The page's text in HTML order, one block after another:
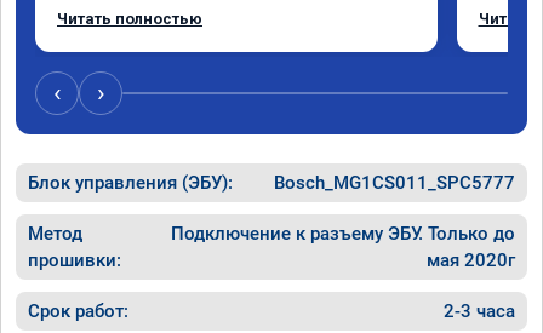
как договаривались заранее.После работы
случае поломки авто.Однозначно
рекомендую Алексея как грамотного
специалиста!
Читать полностью
Арман
Читать
‹ ›
Блок управления (ЭБУ): Bosch_MG1CS011_SPC5777
Метод
прошивки:
Подключение к разъему ЭБУ. Только до
мая 2020г
Срок работ: 2-3 часа